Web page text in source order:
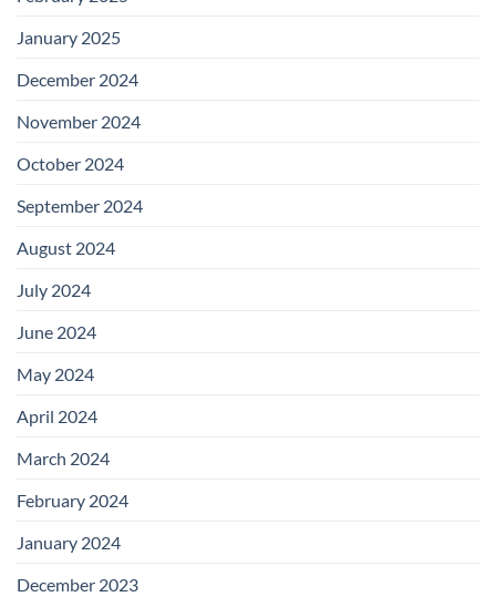
January 2025
December 2024
November 2024
October 2024
September 2024
August 2024
July 2024
June 2024
May 2024
April 2024
March 2024
February 2024
January 2024
December 2023